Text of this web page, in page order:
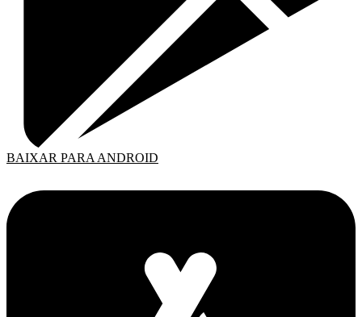
BAIXAR PARA ANDROID